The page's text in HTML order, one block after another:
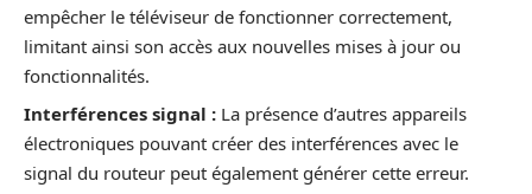
empêcher le téléviseur de fonctionner correctement,
limitant ainsi son accès aux nouvelles mises à jour ou
fonctionnalités.
Interférences signal : La présence d’autres appareils
électroniques pouvant créer des interférences avec le
signal du routeur peut également générer cette erreur.